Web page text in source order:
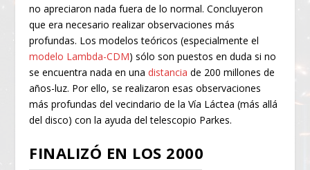
no apreciaron nada fuera de lo normal. Concluyeron
que era necesario realizar observaciones más
profundas. Los modelos teóricos (especialmente el
modelo Lambda-CDM) sólo son puestos en duda si no
se encuentra nada en unadistancia de 200 millones de
años-luz. Por ello, se realizaron esas observaciones
más profundas del vecindario de la Vía Láctea (más allá
del disco) con la ayuda del telescopio Parkes.
FINALIZÓ EN LOS 2000